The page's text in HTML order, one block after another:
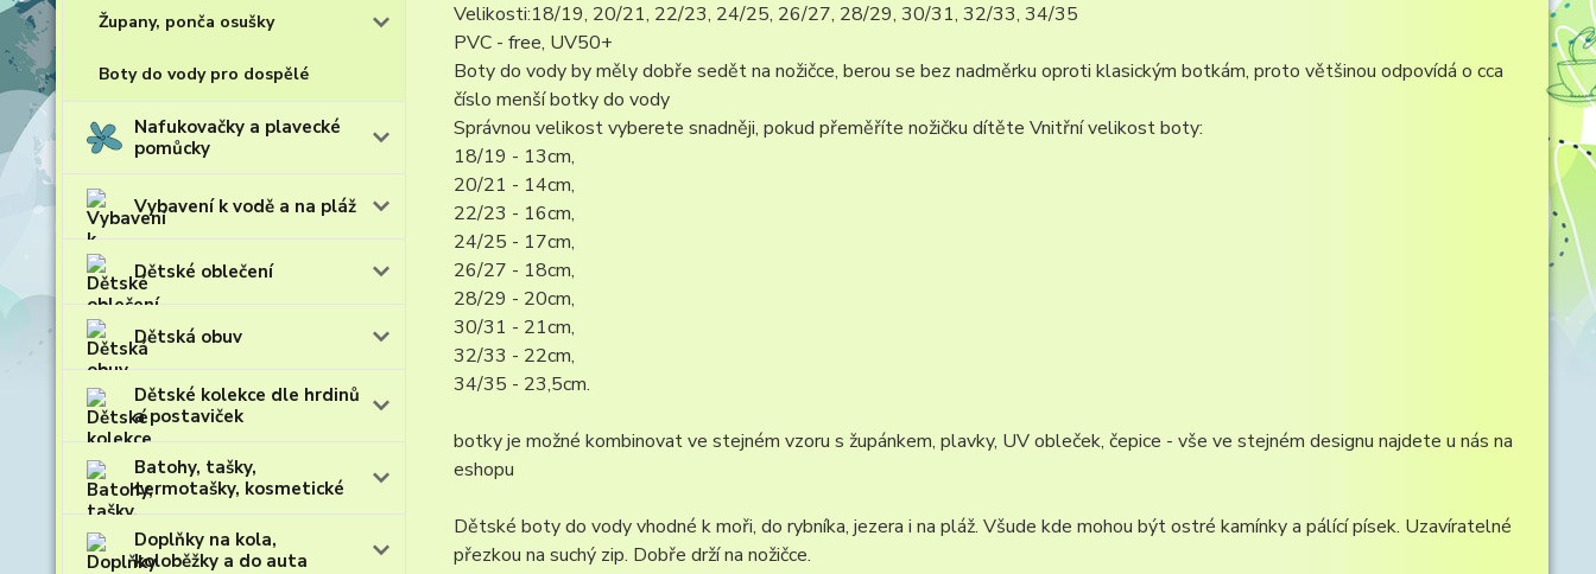
Župany, ponča osušky
Boty do vody pro dospělé
Nafukovačky a plavecké
pomůcky
Vybavení k vodě a na pláž
Dětské oblečení
Dětská obuv
Dětské kolekce dle hrdinů
a postaviček
Batohy, tašky,
termotašky, kosmetické
Doplňky na kola,
koloběžky a do auta
Velikosti:18/19, 20/21, 22/23, 24/25, 26/27, 28/29, 30/31, 32/33, 34/35
PVC - free, UV50+
Boty do vody by měly dobře sedět na nožičce, berou se bez nadměrku oproti klasickým botkám, proto většinou odpovídá o cca
číslo menší botky do vody
Správnou velikost vyberete snadněji, pokud přeměříte nožičku dítěte Vnitřní velikost boty:
18/19 - 13cm,
20/21 - 14cm,
22/23 - 16cm,
24/25 - 17cm,
26/27 - 18cm,
28/29 - 20cm,
30/31 - 21cm,
32/33 - 22cm,
34/35 - 23,5cm.
botky je možné kombinovat ve stejném vzoru s župánkem, plavky, UV obleček, čepice - vše ve stejném designu najdete u nás na
eshopu
Dětské boty do vody vhodné k moři, do rybníka, jezera i na pláž. Všude kde mohou být ostré kamínky a pálící písek. Uzavíratelné
přezkou na suchý zip. Dobře drží na nožičce.